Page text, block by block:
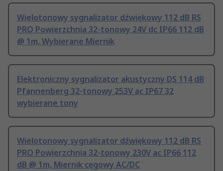
Wielotonowy sygnalizator dźwiękowy 112 dB RS
PRO Powierzchnia 32-tonowy 24V dc IP66 112 dB
@ 1m, Wybierane Miernik
Elektroniczny sygnalizator akustyczny DS 114 dB
Pfannenberg 32-tonowy 253V ac IP67 32
wybierane tony
Wielotonowy sygnalizator dźwiękowy 112 dB RS
PRO Powierzchnia 32-tonowy 230V ac IP66 112
dB @ 1m, Miernik cęgowy AC/DC